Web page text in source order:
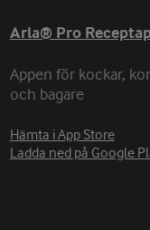
Arla® Pro
Appen för kockar,
och bagare
Hämta i App Store
Ladda ned på Google